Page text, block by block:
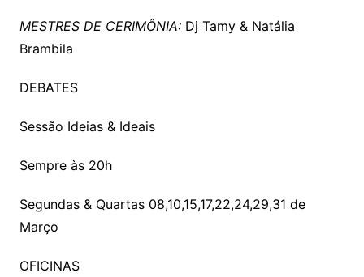
MESTRES DE CERIMÔNIA: Dj Tamy & Natália
Brambila
DEBATES
Sessão Ideias & Ideais
Sempre às 20h
Segundas & Quartas 08,10,15,17,22,24,29,31 de
Março
OFICINAS